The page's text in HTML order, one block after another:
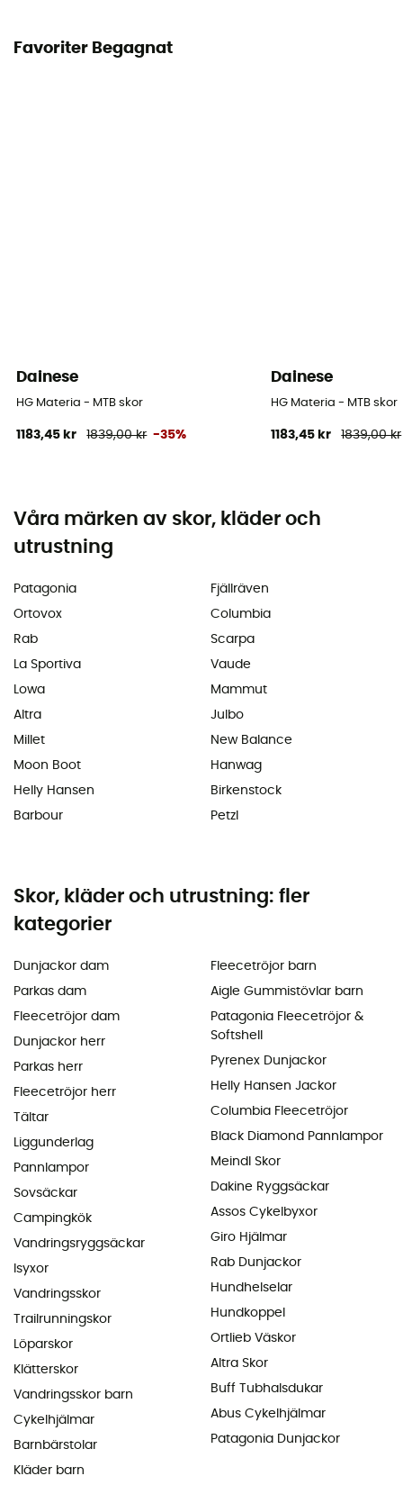
Favoriter Begagnat
Dainese
HG Materia - MTB skor
1183,45 kr 1839,00 kr -35%
Dainese
HG Materia - MTB skor
1183,45 kr 1839,00 kr
Våra märken av skor, kläder och
utrustning
Patagonia
Ortovox
Rab
La Sportiva
Lowa
Altra
Millet
Moon Boot
Helly Hansen
Barbour
Fjällräven
Columbia
Scarpa
Vaude
Mammut
Julbo
New Balance
Hanwag
Birkenstock
Petzl
Skor, kläder och utrustning: fler
kategorier
Dunjackor dam
Parkas dam
Fleecetröjor dam
Dunjackor herr
Parkas herr
Fleecetröjor herr
Tältar
Liggunderlag
Pannlampor
Sovsäckar
Campingkök
Vandringsryggsäckar
Isyxor
Vandringsskor
Trailrunningskor
Löparskor
Klätterskor
Vandringsskor barn
Cykelhjälmar
Barnbärstolar
Kläder barn
Fleecetröjor barn
Aigle Gummistövlar barn
Patagonia Fleecetröjor &
Softshell
Pyrenex Dunjackor
Helly Hansen Jackor
Columbia Fleecetröjor
Black Diamond Pannlampor
Meindl Skor
Dakine Ryggsäckar
Assos Cykelbyxor
Giro Hjälmar
Rab Dunjackor
Hundhelselar
Hundkoppel
Ortlieb Väskor
Altra Skor
Buff Tubhalsdukar
Abus Cykelhjälmar
Patagonia Dunjackor